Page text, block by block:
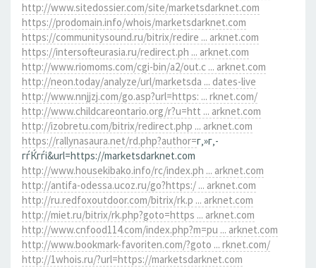
http://www.sitedossier.com/site/marketsdarknet.com
https://prodomain.info/whois/marketsdarknet.com
https://communitysound.ru/bitrix/redire ... arknet.com
https://intersofteurasia.ru/redirect.ph ... arknet.com
http://www.riomoms.com/cgi-bin/a2/out.c ... arknet.com
http://neon.today/analyze/url/marketsda ... dates-live
http://www.nnjjzj.com/go.asp?url=https: ... rknet.com/
http://www.childcareontario.org/r?u=htt ... arknet.com
http://izobretu.com/bitrix/redirect.php ... arknet.com
https://rallynasaura.net/rd.php?author=г‚»г‚­
гѓЌгѓі&url=https://marketsdarknet.com
http://www.housekibako.info/rc/index.ph ... arknet.com
http://antifa-odessa.ucoz.ru/go?https:/ ... arknet.com
http://ru.redfoxoutdoor.com/bitrix/rk.p ... arknet.com
http://miet.ru/bitrix/rk.php?goto=https ... arknet.com
http://www.cnfood114.com/index.php?m=pu ... arknet.com
http://www.bookmark-favoriten.com/?goto ... rknet.com/
http://1whois.ru/?url=https://marketsdarknet.com